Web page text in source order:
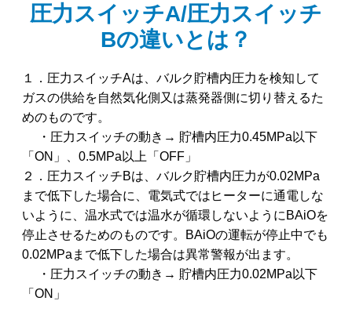
圧力スイッチA/圧力スイッチ
Bの違いとは？
１．圧力スイッチAは、バルク貯槽内圧力を検知して
ガスの供給を自然気化側又は蒸発器側に切り替えるた
めのものです。
・圧力スイッチの動き→ 貯槽内圧力0.45MPa以下
「ON」、0.5MPa以上「OFF」
２．圧力スイッチBは、バルク貯槽内圧力が0.02MPa
まで低下した場合に、電気式ではヒーターに通電しな
いように、温水式では温水が循環しないようにBAiOを
停止させるためのものです。BAiOの運転が停止中でも
0.02MPaまで低下した場合は異常警報が出ます。
・圧力スイッチの動き→ 貯槽内圧力0.02MPa以下
「ON」